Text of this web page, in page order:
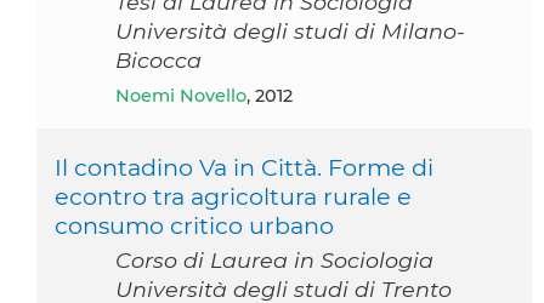
Università degli studi di Milano-
Bicocca
Noemi Novello, 2012
Il contadino Va in Città. Forme di
econtro tra agricoltura rurale e
consumo critico urbano
Corso di Laurea in Sociologia
Università degli studi di Trento